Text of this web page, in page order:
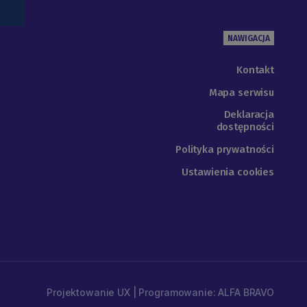
NAWIGACJA
Kontakt
Mapa serwisu
Deklaracja
dostępności
Polityka prywatności
Ustawienia cookies
Projektowanie UX | Programowanie: ALFA BRAVO